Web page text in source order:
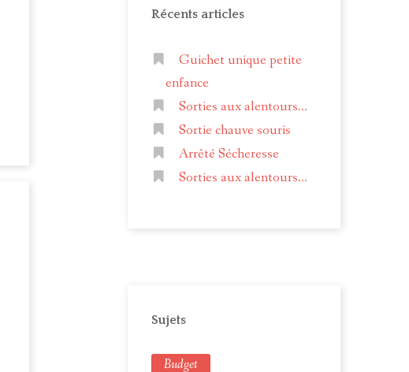
Récents articles
Guichet unique petite
enfance
Sorties aux alentours...
Sortie chauve souris
Arrêté Sécheresse
Sorties aux alentours...
Sujets
Budget